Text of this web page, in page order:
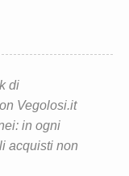
di
Vegolosi.it
in ogni
acquisti non